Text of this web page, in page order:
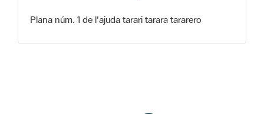
Plana núm. 1 de l'ajuda tarari tarara tararero